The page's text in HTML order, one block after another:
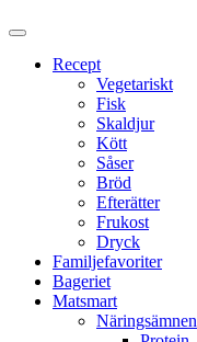
Slå
sökfältRecept
Vegetariskt
Fisk
Skaldjur
Kött
Såser
Bröd
Efterätter
Frukost
Dryck
Familjefavoriter
Bageriet
Matsmart
Näringsämnen